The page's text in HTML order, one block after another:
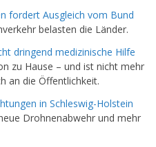
fordert Ausgleich vom Bund
belasten die Länder.
dringend medizinische Hilfe
zu Hause – und ist nicht mehr
an die Öffentlichkeit.
in Schleswig-Holstein
Drohnenabwehr und mehr